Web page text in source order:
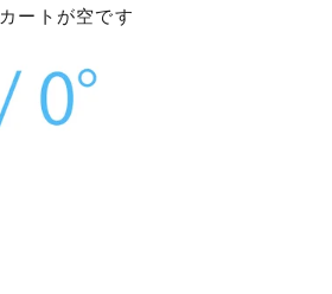
カートが空です